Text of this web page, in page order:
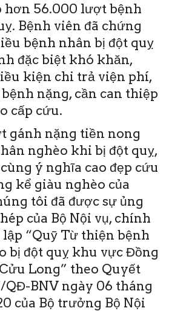
hơn 56.000 lượt bệnh
Bệnh viên đã chứng
bệnh nhân bị đột quỵ
đặc biệt khó khăn,
kiện chi trả viện phí,
nặng, cần can thiệp
cấp cứu.
gánh nặng tiền nong
nghèo khi bị đột quỵ,
ý nghĩa cao đẹp cứu
kể giàu nghèo của
tôi đã được sự ủng
của Bộ Nội vụ, chính
“Quỹ Từ thiện bệnh
bị đột quỵ khu vực Đồng
Long” theo Quyết
QĐ-BNV ngày 06 tháng
của Bộ trưởng Bộ Nội